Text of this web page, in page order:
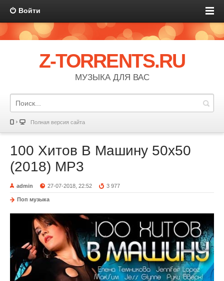
Войти
Z-TORRENTS.RU
МУЗЫКА ДЛЯ ВАС
Полная версия сайта
100 Хитов В Машину 50х50
(2018) MP3
admin 27-07-2018, 22:52 3 977
Поп музыка